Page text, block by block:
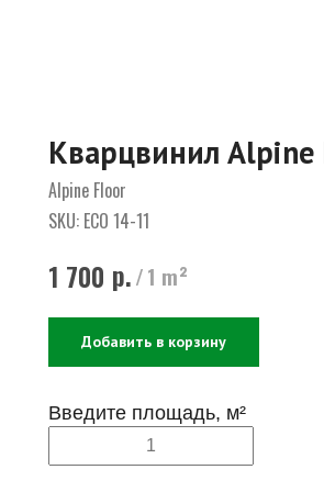
Кварцвинил
Alpine Floor
SKU: ЕСО 14-11
1 700 р./1 m²
Добавить в корзину
Введите площадь, м²